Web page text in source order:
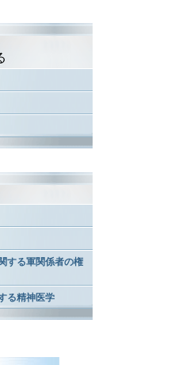
する軍関係者の権
る精神医学